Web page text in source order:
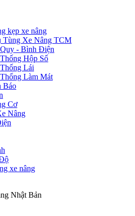
kẹp xe nâng
Tùng Xe Nâng TCM
- Bình Điện
Hộp Số
Lái
Làm Mát
Báo
Cơ
Nâng
xe nâng
Nhật Bản